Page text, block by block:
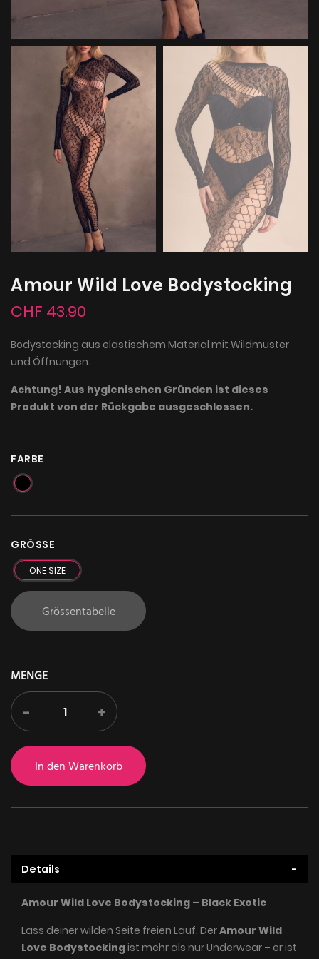
Amour Wild Love Bodystocking
CHF 43.90
Bodystocking aus elastischem Material mit Wildmuster
und Öffnungen.
Achtung! Aus hygienischen Gründen ist dieses
Produkt von der Rückgabe ausgeschlossen.
FARBE
GRÖSSE
ONE SIZE
Grössentabelle
MENGE
- +
In den Warenkorb
Details
Amour Wild Love Bodystocking – Black Exotic
Lass deiner wilden Seite freien Lauf. DerAmour Wild
Love Bodystockingist mehr als nur Underwear – er ist